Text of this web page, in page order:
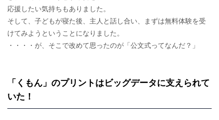
応援したい気持ちもありました。
そして、子どもが寝た後、主人と話し合い、まずは無料体験を受
けてみようということになりました。
・・・・が、そこで改めて思ったのが「公文式ってなんだ？」
「くもん」のプリントはビッグデータに支えられて
いた！